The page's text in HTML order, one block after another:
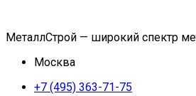
МеталлСтрой — широкий спектр
Москва
+7 (495) 363-71-75